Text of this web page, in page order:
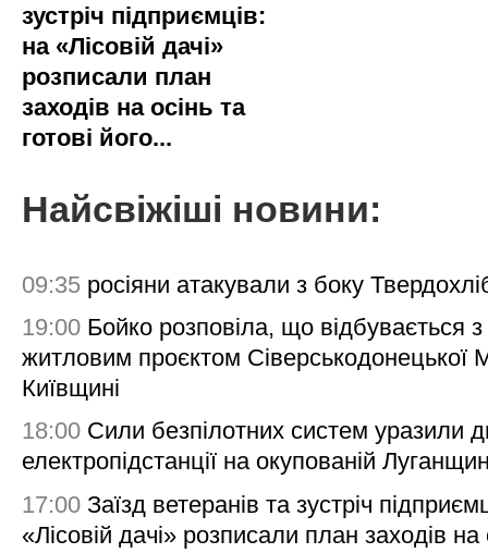
зустріч підприємців:
на «Лісовій дачі»
розписали план
заходів на осінь та
готові його...
Найсвіжіші новини:
09:35 росіяни атакували з боку
19:00 Бойко розповіла, що відбувається з
житловим проєктом Сіверськодонецької
Київщині
18:00 Сили безпілотних систем уразили
електропідстанції на окупованій
17:00 Заїзд ветеранів та зустріч
«Лісовій дачі» розписали план заходів на